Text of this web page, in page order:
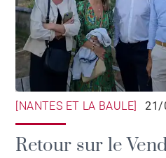
[NANTES ET LA BAULE] 21/
Retour sur le